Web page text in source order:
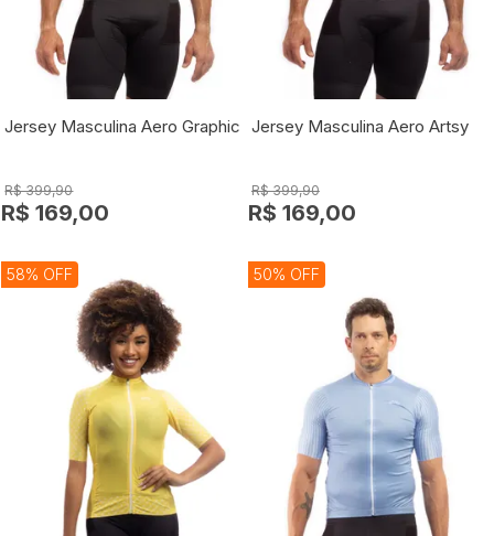
Jersey Masculina Aero Graphic
R$ 399,90
R$ 169,00
Jersey Masculina Aero Artsy
R$ 399,90
R$ 169,00
58% OFF 50% OFF